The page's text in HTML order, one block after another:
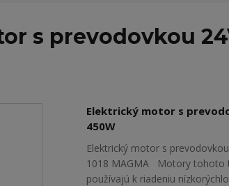
s prevodovkou
Elektrický motor s
450W
Elektrický motor s
1018 MAGMA Motory tohoto
používajú k riadeniu